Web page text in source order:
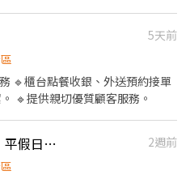
餐點，確保客人體驗順暢，及時
用餐區域，保持衛生和整潔的環
性排班、每週至少4天，每次至少
5天前
🔹櫃台點餐收銀、外送預約接單
🔹提供親切優質顧客服務。
🍞時薪206起｜美味香早餐｜平假日計時夥伴_工作好上手
2週前